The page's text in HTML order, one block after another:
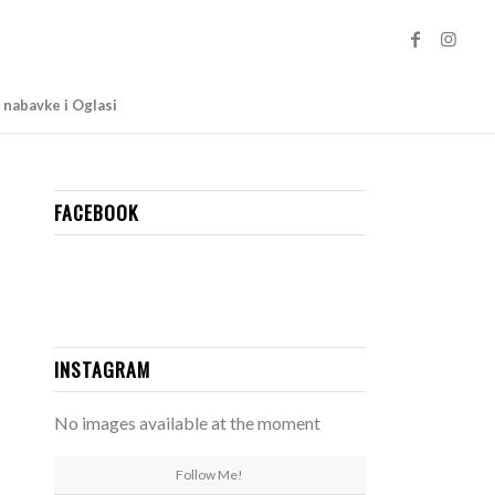
nabavke i Oglasi
FACEBOOK
INSTAGRAM
No images available at the moment
Follow Me!